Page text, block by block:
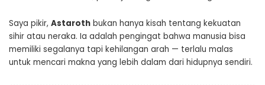
Saya pikir, Astaroth bukan hanya kisah tentang kekuatan
sihir atau neraka. Ia adalah pengingat bahwa manusia bisa
memiliki segalanya tapi kehilangan arah — terlalu malas
untuk mencari makna yang lebih dalam dari hidupnya sendiri.